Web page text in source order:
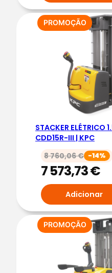
0
P
PROMOÇÃO
EM
STACKER
CDD15R-III | KPC
8 760,06€ -14%
7 573,73€
Adicionar
PROMOÇÃO
EM